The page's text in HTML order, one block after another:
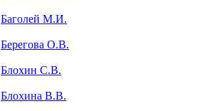
Баголей М.И.
Берегова О.В.
Блохин С.В.
Блохина В.В.